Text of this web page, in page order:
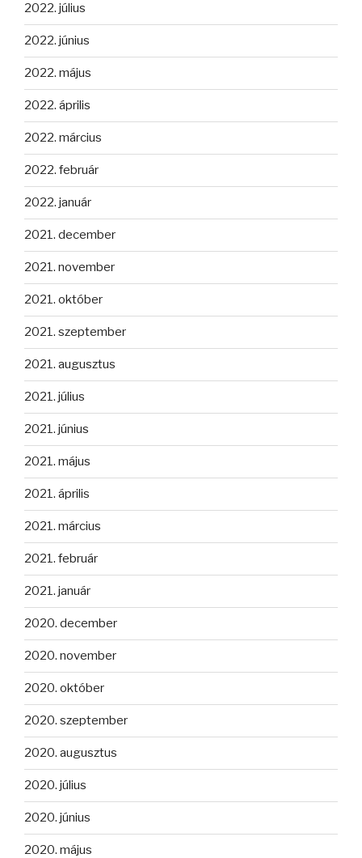
2022. július
2022. június
2022. május
2022. április
2022. március
2022. február
2022. január
2021. december
2021. november
2021. október
2021. szeptember
2021. augusztus
2021. július
2021. június
2021. május
2021. április
2021. március
2021. február
2021. január
2020. december
2020. november
2020. október
2020. szeptember
2020. augusztus
2020. július
2020. június
2020. május